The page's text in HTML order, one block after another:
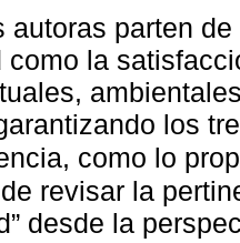
autoras parten
como la
los
como lo
revisar la
desde la